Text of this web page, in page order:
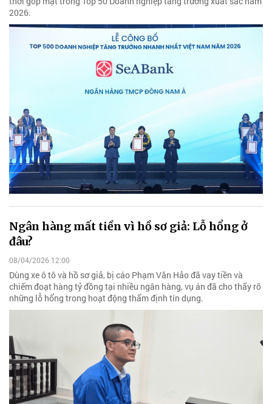
2026.
Ngân hàng mất tiền vì hồ sơ giả: Lỗ hổng ở
đâu?
08/04/2026 12:00
Dùng xe ô tô và hồ sơ giả, bị cáo Phạm Văn Hảo đã vay tiền và
chiếm đoạt hàng tỷ đồng tại nhiều ngân hàng, vụ án đã cho thấy rõ
những lỗ hổng trong hoạt động thẩm định tín dụng.